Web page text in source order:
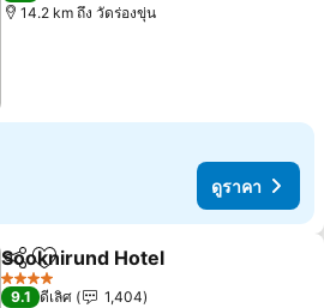
14.2 km ถึง วัดร่องขุ่น
ดูราคา
แชร์ เพิ่มในรายการโปรด
Sooknirund Hotel
4 ดาว
9.1 ดีเลิศ
1,404